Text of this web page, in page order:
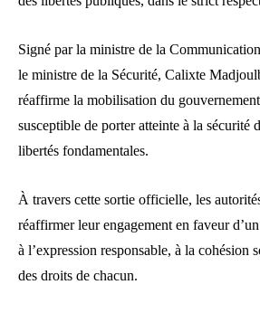
Signé par la ministre de la
le ministre de la Sécurité, Calixte
réaffirme la mobilisation du
susceptible de porter atteinte à la sécurité
libertés fondamentales.
À travers cette sortie officielle, les
réaffirmer leur engagement en faveur
à l’expression responsable, à la cohésion
des droits de chacun.